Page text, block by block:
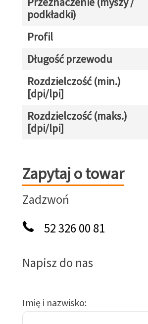
podkładki)
Profil
Długość przewodu
Rozdzielczość (min.)
[dpi/lpi]
Rozdzielczość (maks.)
[dpi/lpi]
Zapytaj o towar
Zapytaj o towar
Zadzwoń
52 326 00 81
Napisz do nas
Imię i nazwisko